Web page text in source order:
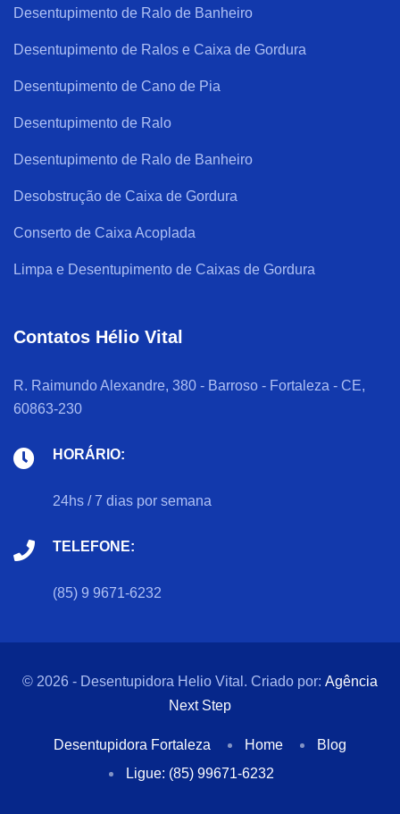
Desentupimento de Ralo de Banheiro
Desentupimento de Ralos e Caixa de Gordura
Desentupimento de Cano de Pia
Desentupimento de Ralo
Desentupimento de Ralo de Banheiro
Desobstrução de Caixa de Gordura
Conserto de Caixa Acoplada
Limpa e Desentupimento de Caixas de Gordura
Contatos Hélio Vital
R. Raimundo Alexandre, 380 - Barroso - Fortaleza - CE,
60863-230
HORÁRIO:
24hs / 7 dias por semana
TELEFONE:
(85) 9 9671-6232
© 2026 - Desentupidora Helio Vital. Criado por: Agência
Next Step
Desentupidora Fortaleza Home
Blog
Ligue: (85) 99671-6232